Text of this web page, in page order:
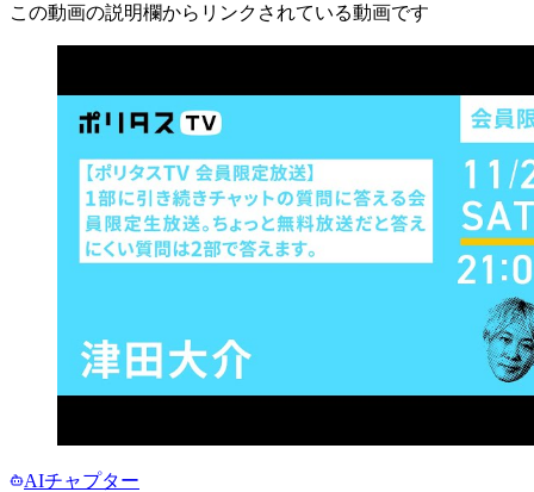
この動画の説明欄からリンクされている動画です
AIチャプター